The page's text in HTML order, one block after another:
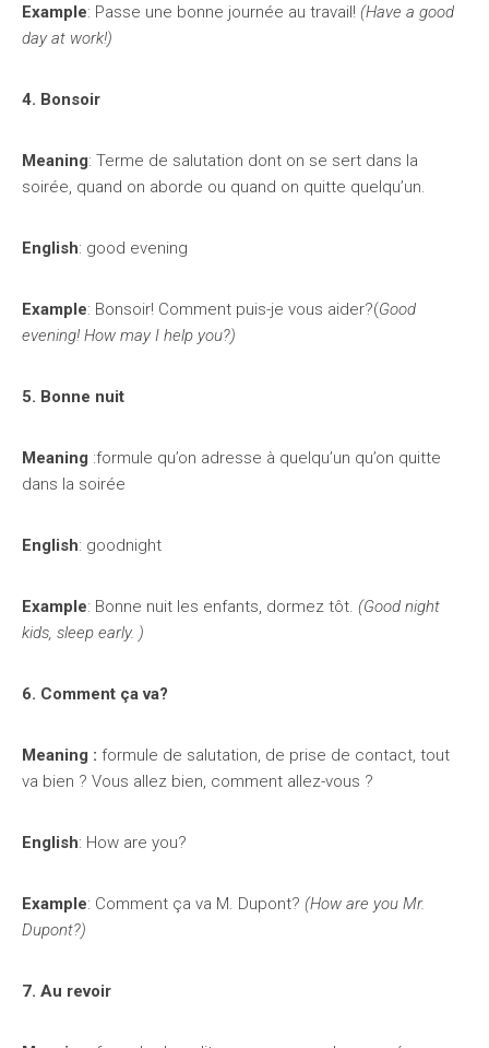
Example: Passe une bonne journée au travail! (Have a good
day at work!)
4. Bonsoir
Meaning: Terme de salutation dont on se sert dans la
soirée, quand on aborde ou quand on quitte quelqu’un.
English: good evening
Example: Bonsoir! Comment puis-je vous aider?(Good
evening! How may I help you?)
5. Bonne nuit
Meaning :formule qu’on adresse à quelqu’un qu’on quitte
dans la soirée
English: goodnight
Example: Bonne nuit les enfants, dormez tôt. (Good night
kids, sleep early. )
6. Comment ça va?
Meaning : formule de salutation, de prise de contact, tout
va bien ? Vous allez bien, comment allez-vous ?
English: How are you?
Example: Comment ça va M. Dupont? (How are you Mr.
Dupont?)
7. Au revoir